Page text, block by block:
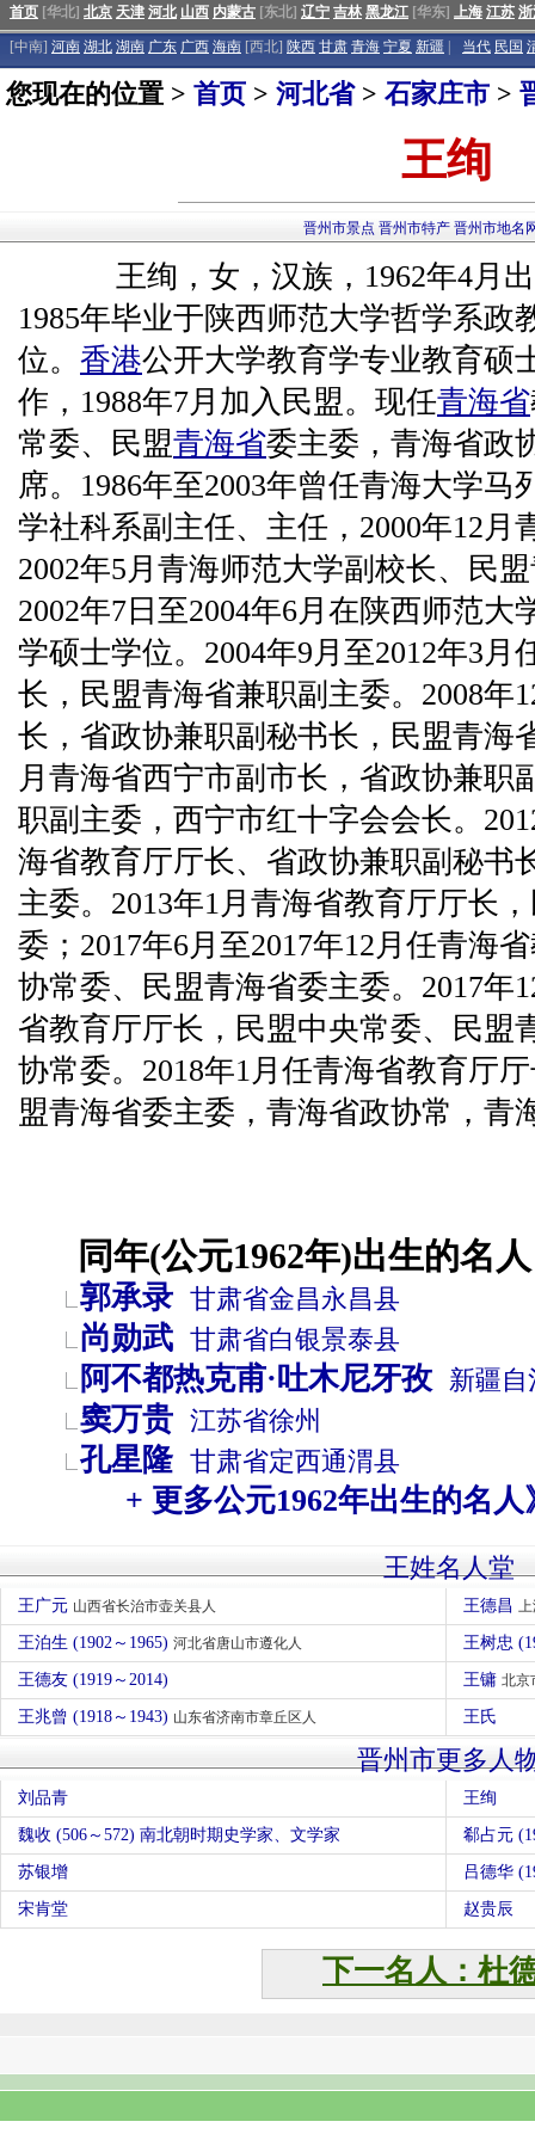
首页 [华北] 北京 天津 河北 山西 内蒙古 [东北] 辽宁 吉林 黑龙江 [华东] 上海 江苏
[中南] 河南 湖北 湖南 广东 广西 海南 [西北] 陕西 甘肃 青海 宁夏 新疆 当代 民国
您现在的位置 > 首页 > 河北省> 石家庄市 >
王绚
晋州市景点 晋州市特产 晋州市地名
王绚，女，汉族，1962年4月
1985年毕业于陕西师范大学哲学系政
位。 香港公开大学教育学专业教育硕
作，1988年7月加入民盟。现任青海省
常委、民盟青海省委主委，青海省政
席。1986年至2003年曾任青海大学
学社科系副主任、主任，2000年12月
2002年5月青海师范大学副校长、民
2002年7日至2004年6月在陕西师范
学硕士学位。2004年9月至2012年3月
长，民盟青海省兼职副主委。2008年
长，省政协兼职副秘书长，民盟青海
月青海省西宁市副市长，省政协兼职
职副主委，西宁市红十字会会长。
海省教育厅厅长、省政协兼职副秘书
主委。2013年1月青海省教育厅厅长
委；2017年6月至2017年12月任青海
协常委、民盟青海省委主委。2017年
省教育厅厅长，民盟中央常委、民盟
协常委。2018年1月任青海省教育厅
盟青海省委主委，青海省政协常，青
同年(公元1962年)出生的名
郭承录 甘肃省金昌永昌县
尚勋武 甘肃省白银景泰县
阿不都热克甫·吐木尼牙孜 新疆自
窦万贵 江苏省徐州
孔星隆 甘肃省定西通渭县
+ 更多公元1962年出生的名人
王姓名人堂
王广元 山西省长治市壶关县人 王德昌
王泊生 (1902～1965) 河北省唐山市遵化人 王树忠
王德友 (1919～2014) 王镛 北京
王兆曾 (1918～1943) 山东省济南市章丘区人 王氏
晋州市更多人
刘品青 王绚
魏收 (506～572) 南北朝时期史学家、文学家 郗占元
苏银增 吕德华
宋肯堂 赵贵辰
下一名人：杜